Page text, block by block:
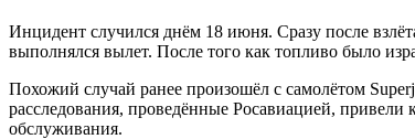
Инцидент случился днём 18 июня. Сразу после
выполнялся вылет. После того как топливо было
Похожий случай ранее произошёл с самолётом
расследования, проведённые Росавиацией,
обслуживания.